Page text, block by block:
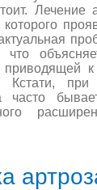
Лечение
приводящей
Кстати, при
часто